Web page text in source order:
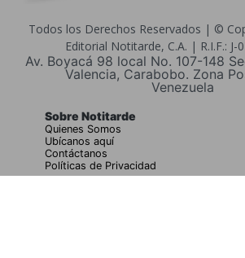
Todos los Derechos Reservados | ©
Editorial Notitarde, C.A. | R.I.F.: J-
Av. Boyacá 98 local No. 107-148
Valencia, Carabobo. Zona
Venezuela
Sobre Notitarde
Quienes Somos
Ubícanos aquí
Contáctanos
Políticas de Privacidad